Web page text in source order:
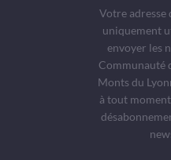
Votre adresse
uniquement
envoyer les
Communauté
Monts du
à tout